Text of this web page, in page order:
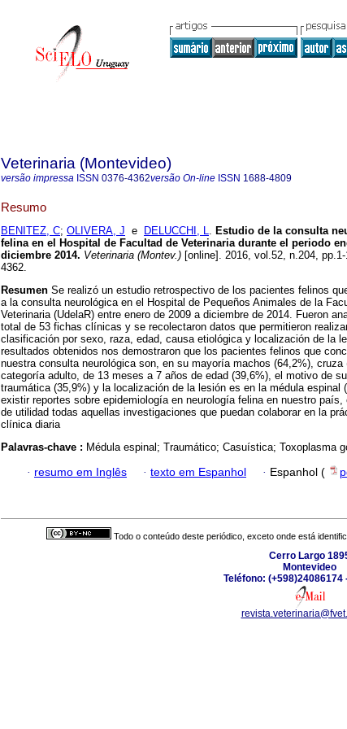
Veterinaria (Montevideo)
versão impressa ISSN 0376-4362versão On-line ISSN 1688-4809
Resumo
BENITEZ, C; OLIVERA, J e DELUCCHI, L. Estudio de la consulta
felina en el Hospital de Facultad de Veterinaria durante el periodo
diciembre 2014. Veterinaria (Montev.) [online]. 2016, vol.52, n.204,
4362.
Resumen Se realizó un estudio retrospectivo de los pacientes felinos
a la consulta neurológica en el Hospital de Pequeños Animales de la
Veterinaria (UdelaR) entre enero de 2009 a diciembre de 2014. Fueron
total de 53 fichas clínicas y se recolectaron datos que permitieron
clasificación por sexo, raza, edad, causa etiológica y localización de la
resultados obtenidos nos demostraron que los pacientes felinos que
nuestra consulta neurológica son, en su mayoría machos (64,2%), cruza
categoría adulto, de 13 meses a 7 años de edad (39,6%), el motivo de
traumática (35,9%) y la localización de la lesión es en la médula espinal
existir reportes sobre epidemiología en neurología felina en nuestro país,
de utilidad todas aquellas investigaciones que puedan colaborar en la
clínica diaria
Palavras-chave : Médula espinal; Traumático; Casuística; Toxoplasma
· resumo em Inglês · texto em Espanhol · Espanhol (
Todo o conteúdo deste periódico, exceto onde está
Cerro Largo
Montevideo
Teléfono: (+598)24086174